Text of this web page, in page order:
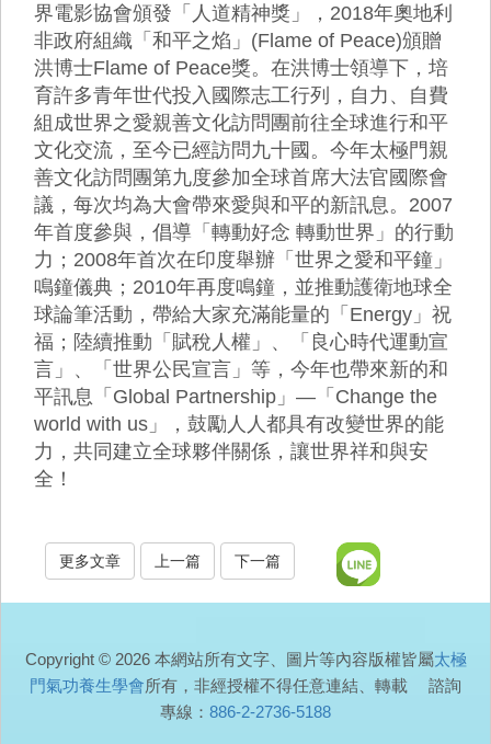
界電影協會頒發「人道精神獎」，2018年奧地利
非政府組織「和平之焰」(Flame of Peace)頒贈
洪博士Flame of Peace獎。在洪博士領導下，培
育許多青年世代投入國際志工行列，自力、自費
組成世界之愛親善文化訪問團前往全球進行和平
文化交流，至今已經訪問九十國。今年太極門親
善文化訪問團第九度參加全球首席大法官國際會
議，每次均為大會帶來愛與和平的新訊息。2007
年首度參與，倡導「轉動好念 轉動世界」的行動
力；2008年首次在印度舉辦「世界之愛和平鐘」
鳴鐘儀典；2010年再度鳴鐘，並推動護衛地球全
球論筆活動，帶給大家充滿能量的「Energy」祝
福；陸續推動「賦稅人權」、「良心時代運動宣
言」、「世界公民宣言」等，今年也帶來新的和
平訊息「Global Partnership」—「Change the
world with us」，鼓勵人人都具有改變世界的能
力，共同建立全球夥伴關係，讓世界祥和與安
全！
更多文章 上一篇 下一篇
Copyright © 2026 本網站所有文字、圖片等內容版權皆屬太極
門氣功養生學會所有，非經授權不得任意連結、轉載 諮詢
專線： 886-2-2736-5188